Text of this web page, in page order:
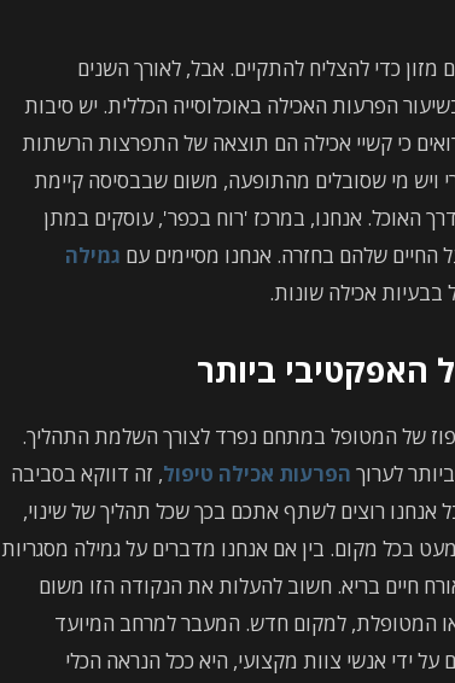
מזון כדי להצליח להתקיים. אבל, לאורך השנים
הפרעות האכילה באוכלוסייה הכללית. יש סיבות
כי קשיי אכילה הם תוצאה של התפרצות הרשתות
ויש מי שסובלים מהתופעה, משום שבבסיסה קיימת
האוכל. אנחנו, במרכז 'רוח בכפר', עוסקים במתן
החיים שלהם בחזרה. אנחנו מסיימים עם גמילה
בבעיות אכילה שונות.
האפקטיבי ביותר
של המטופל במתחם נפרד לצורך השלמת התהליך.
לערוך הפרעות אכילה טיפול, זה דווקא בסביבה
רוצים לשתף אתכם בכך שכל תהליך של שינוי,
בכל מקום. בין אם אנחנו מדברים על גמילה מסגריות
חיים בריא. חשוב להעלות את הנקודה הזו משום
המטופלת, למקום חדש. המעבר למרחב המיועד
ידי אנשי צוות מקצועי, היא ככל הנראה הכלי